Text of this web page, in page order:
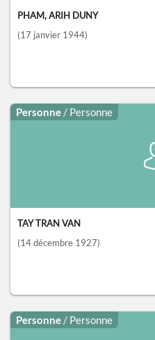
PHAM, ARIH DUNY
(17 janvier 1944)
Personne / Personne
TAY TRAN VAN
(14 décembre 1927)
Personne / Personne